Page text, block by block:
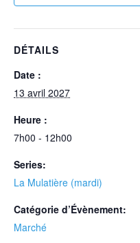
DÉTAILS
Date :
13 avril 2027
Heure :
7h00 - 12h00
Series:
La Mulatière (mardi)
Catégorie d’Évènement:
Marché